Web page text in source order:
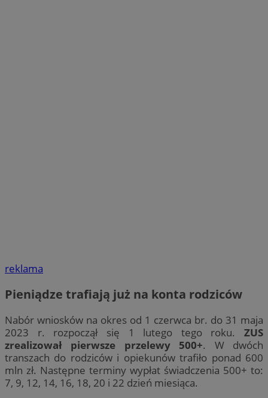
reklama
Pieniądze trafiają już na konta rodziców
Nabór wniosków na okres od 1 czerwca br. do 31 maja
2023 r. rozpoczął się 1 lutego tego roku. ZUS
zrealizował pierwsze przelewy 500+. W dwóch
transzach do rodziców i opiekunów trafiło ponad 600
mln zł. Następne terminy wypłat świadczenia 500+ to:
7, 9, 12, 14, 16, 18, 20 i 22 dzień miesiąca.